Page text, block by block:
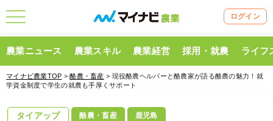
ログイン
農業ニュース 農業スキル 農業経営 採用・就農 ライフ
マイナビ農業TOP >酪農・畜産 > 現役酪農ヘルパーと酪農家が語る酪農の魅力！就
学資金制度で学生の就農も手厚くサポート
タイアップ 酪農・畜産 鹿児島